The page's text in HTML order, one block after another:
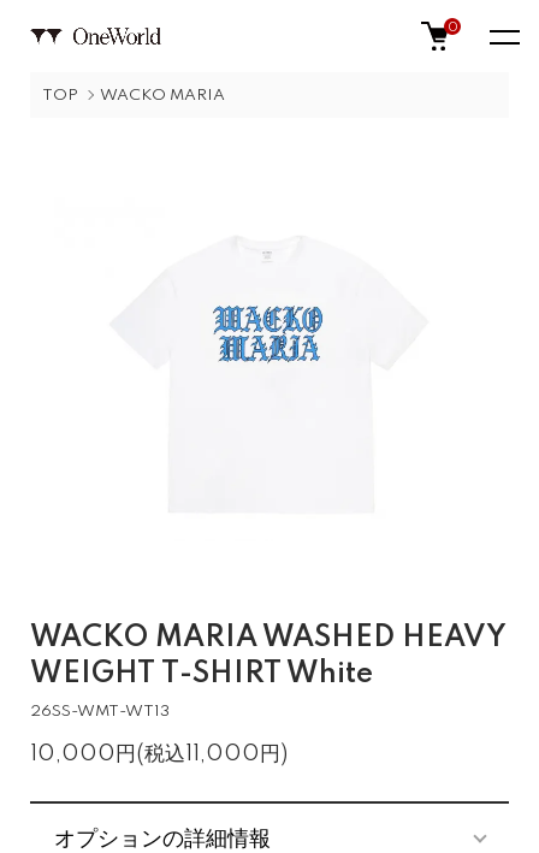
0
TOP WACKO MARIA
WACKO MARIA WASHED HEAVY
WEIGHT T-SHIRT White
26SS-WMT-WT13
10,000円(税込11,000円)
オプションの詳細情報